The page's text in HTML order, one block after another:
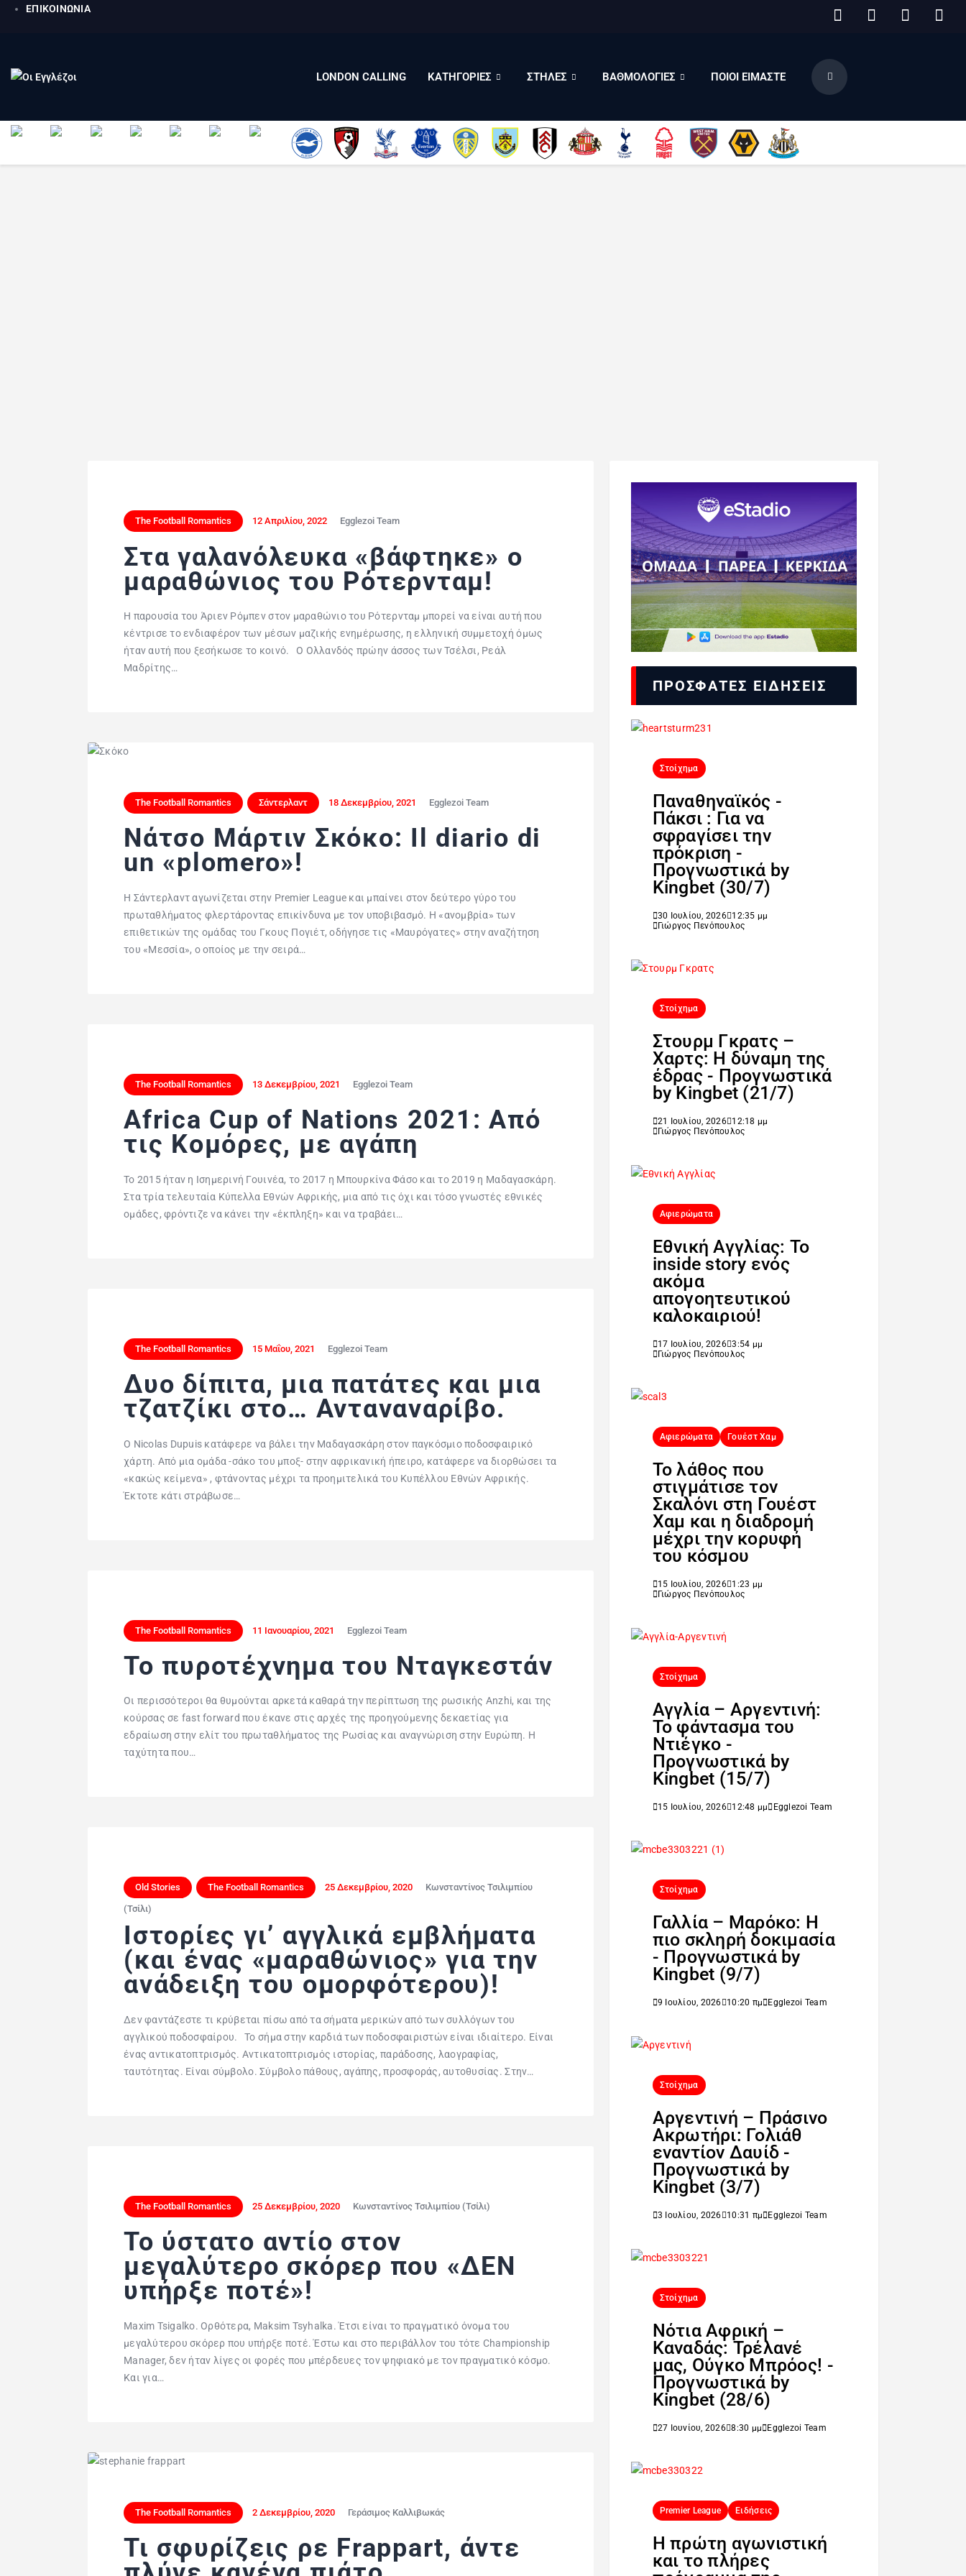
ΕΠΙΚΟΙΝΩΝΙΑ
LONDON CALLING ΚΑΤΗΓΟΡΙΕΣ ΣΤΗΛΕΣ ΒΑΘΜΟΛΟΓΙΕΣ ΠΟΙΟΙ ΕΙΜΑΣΤΕ
ΒΑΘΜΟΛΟΓΙΕΣ
The Football Romantics 12 Απριλίου, 2022 Egglezoi Team
Στα γαλανόλευκα «βάφτηκε» ο
μαραθώνιος του Ρότερνταμ!
Η παρουσία του Άριεν Ρόμπεν στον μαραθώνιο του Ρότερνταμ μπορεί να είναι αυτή που
κέντρισε το ενδιαφέρον των μέσων μαζικής ενημέρωσης, η ελληνική συμμετοχή όμως
ήταν αυτή που ξεσήκωσε το κοινό. O Ολλανδός πρώην άσσος των Τσέλσι, Ρεάλ
Μαδρίτης…
The Football Romantics Σάντερλαντ 18 Δεκεμβρίου, 2021 Egglezoi Team
Νάτσο Μάρτιν Σκόκο: Il diario di
un «plomero»!
Η Σάντερλαντ αγωνίζεται στην Premier League και μπαίνει στον δεύτερο γύρο του
πρωταθλήματος φλερτάροντας επικίνδυνα με τον υποβιβασμό. Η «ανομβρία» των
επιθετικών της ομάδας του Γκους Πογιέτ, οδήγησε τις «Μαυρόγατες» στην αναζήτηση
του «Μεσσία», ο οποίος με την σειρά…
The Football Romantics 13 Δεκεμβρίου, 2021 Egglezoi Team
Africa Cup of Nations 2021: Από
τις Κομόρες, με αγάπη
To 2015 ήταν η Ισημερινή Γουινέα, το 2017 η Μπουρκίνα Φάσο και το 2019 η Μαδαγασκάρη.
Στα τρία τελευταία Κύπελλα Εθνών Αφρικής, μια από τις όχι και τόσο γνωστές εθνικές
ομάδες, φρόντιζε να κάνει την «έκπληξη» και να τραβάει…
The Football Romantics 15 Μαΐου, 2021 Egglezoi Team
Δυο δίπιτα, μια πατάτες και μια
τζατζίκι στο… Ανταναναρίβο.
Ο Nicolas Dupuis κατάφερε να βάλει την Μαδαγασκάρη στον παγκόσμιο ποδοσφαιρικό
χάρτη. Από μια ομάδα -σάκο του μποξ- στην αφρικανική ήπειρο, κατάφερε να διορθώσει τα
«κακώς κείμενα» , φτάνοντας μέχρι τα προημιτελικά του Κυπέλλου Εθνών Αφρικής.
Έκτοτε κάτι στράβωσε…
The Football Romantics 11 Ιανουαρίου, 2021 Egglezoi Team
Το πυροτέχνημα του Νταγκεστάν
Οι περισσότεροι θα θυμούνται αρκετά καθαρά την περίπτωση της ρωσικής Anzhi, και της
κούρσας σε fast forward που έκανε στις αρχές της προηγούμενης δεκαετίας για
εδραίωση στην ελίτ του πρωταθλήματος της Ρωσίας και αναγνώριση στην Ευρώπη. Η
ταχύτητα που…
Old Stories The Football Romantics 25 Δεκεμβρίου, 2020
Κωνσταντίνος Τσιλιμπίου
(Τσίλι)
Ιστορίες γι’ αγγλικά εμβλήματα
(και ένας «μαραθώνιος» για την
ανάδειξη του ομορφότερου)!
Δεν φαντάζεστε τι κρύβεται πίσω από τα σήματα μερικών από των συλλόγων του
αγγλικού ποδοσφαίρου. Το σήμα στην καρδιά των ποδοσφαιριστών είναι ιδιαίτερο. Είναι
ένας αντικατοπτρισμός. Αντικατοπτρισμός ιστορίας, παράδοσης, λαογραφίας,
ταυτότητας. Είναι σύμβολο. Σύμβολο πάθους, αγάπης, προσφοράς, αυτοθυσίας. Στην…
The Football Romantics 25 Δεκεμβρίου, 2020 Κωνσταντίνος Τσιλιμπίου (Τσίλι)
Το ύστατο αντίο στον
μεγαλύτερο σκόρερ που «ΔΕΝ
υπήρξε ποτέ»!
Maxim Tsigalko. Ορθότερα, Maksim Tsyhalka. Έτσι είναι το πραγματικό όνομα του
μεγαλύτερου σκόρερ που υπήρξε ποτέ. Έστω και στο περιβάλλον του τότε Championship
Manager, δεν ήταν λίγες οι φορές που μπέρδευες τον ψηφιακό με τον πραγματικό κόσμο.
Και για…
The Football Romantics 2 Δεκεμβρίου, 2020 Γεράσιμος Καλλιβωκάς
Τι σφυρίζεις ρε Frappart, άντε
ΠΡΟΣΦΑΤΕΣ ΕΙΔΗΣΕΙΣ
Στοίχημα
Παναθηναϊκός -
Πάκσι : Για να
σφραγίσει την
πρόκριση -
Προγνωστικά by
Kingbet (30/7)
30 Ιουλίου, 2026 12:35 μμ
Γιώργος Πενόπουλος
Στοίχημα
Στουρμ Γκρατς –
Χαρτς: Η δύναμη της
έδρας - Προγνωστικά
by Kingbet (21/7)
21 Ιουλίου, 2026 12:18 μμ
Γιώργος Πενόπουλος
Αφιερώματα
Εθνική Αγγλίας: Το
inside story ενός
ακόμα
απογοητευτικού
καλοκαιριού!
17 Ιουλίου, 2026 3:54 μμ
Γιώργος Πενόπουλος
Αφιερώματα Γουέστ Χαμ
Το λάθος που
στιγμάτισε τον
Σκαλόνι στη Γουέστ
Χαμ και η διαδρομή
μέχρι την κορυφή
του κόσμου
15 Ιουλίου, 2026 1:23 μμ
Γιώργος Πενόπουλος
Στοίχημα
Αγγλία – Αργεντινή:
Το φάντασμα του
Ντιέγκο -
Προγνωστικά by
Kingbet (15/7)
15 Ιουλίου, 2026 12:48 μμ Egglezoi Team
Στοίχημα
Γαλλία – Μαρόκο: Η
πιο σκληρή δοκιμασία
- Προγνωστικά by
Kingbet (9/7)
9 Ιουλίου, 2026 10:20 πμ Egglezoi Team
Στοίχημα
Αργεντινή – Πράσινο
Ακρωτήρι: Γολιάθ
εναντίον Δαυίδ -
Προγνωστικά by
Kingbet (3/7)
3 Ιουλίου, 2026 10:31 πμ Egglezoi Team
Στοίχημα
Νότια Αφρική –
Καναδάς: Τρέλανέ
μας, Ούγκο Μπρόος! -
Προγνωστικά by
Kingbet (28/6)
27 Ιουνίου, 2026 8:30 μμ Egglezoi Team
Premier League Ειδήσεις
H πρώτη αγωνιστική
και το πλήρες